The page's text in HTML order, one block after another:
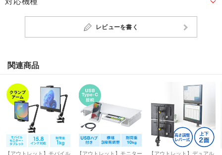
レビューを書く
関連商品
【アウトレット】モバイル
【アウトレット】モニター
【アウトレット】デュアル